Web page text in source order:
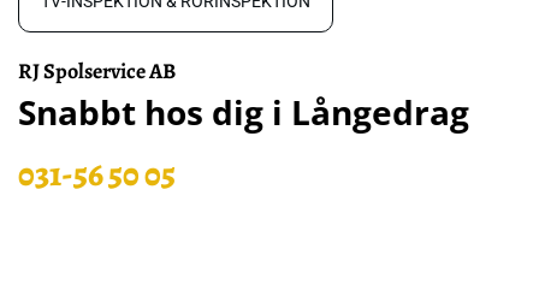
RJ Spolservice AB
Snabbt hos dig i Långedrag
031-56 50 05